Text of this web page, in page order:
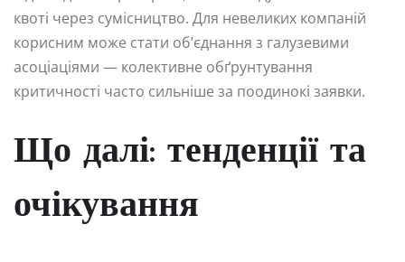
квоті через сумісництво. Для невеликих компаній
корисним може стати об’єднання з галузевими
асоціаціями — колективне обґрунтування
критичності часто сильніше за поодинокі заявки.
Що далі: тенденції та
очікування